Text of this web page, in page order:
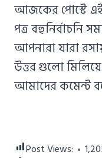
আজকের পোস্টে
পত্র বহুনির্বাচনি
আপনারা যারা
উত্তর গুলো
আমাদের কমেন্ট
Post Views: